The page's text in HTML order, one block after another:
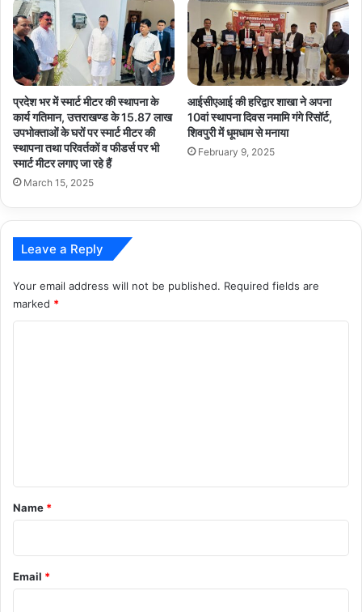
प्रदेश भर में स्मार्ट मीटर की स्थापना के
कार्य गतिमान, उत्तराखण्ड के 15.87 लाख
उपभोक्ताओं के घरों पर स्मार्ट मीटर की
स्थापना तथा परिवर्तकों व फीडर्स पर भी
स्मार्ट मीटर लगाए जा रहे हैं
March 15, 2025
आईसीएआई की हरिद्वार शाखा ने अपना
10वां स्थापना दिवस नमामि गंगे रिसॉर्ट,
शिवपुरी में धूमधाम से मनाया
February 9, 2025
Leave a Reply
Your email address will not be published. Required fields are
marked *
*
Name *
Email *